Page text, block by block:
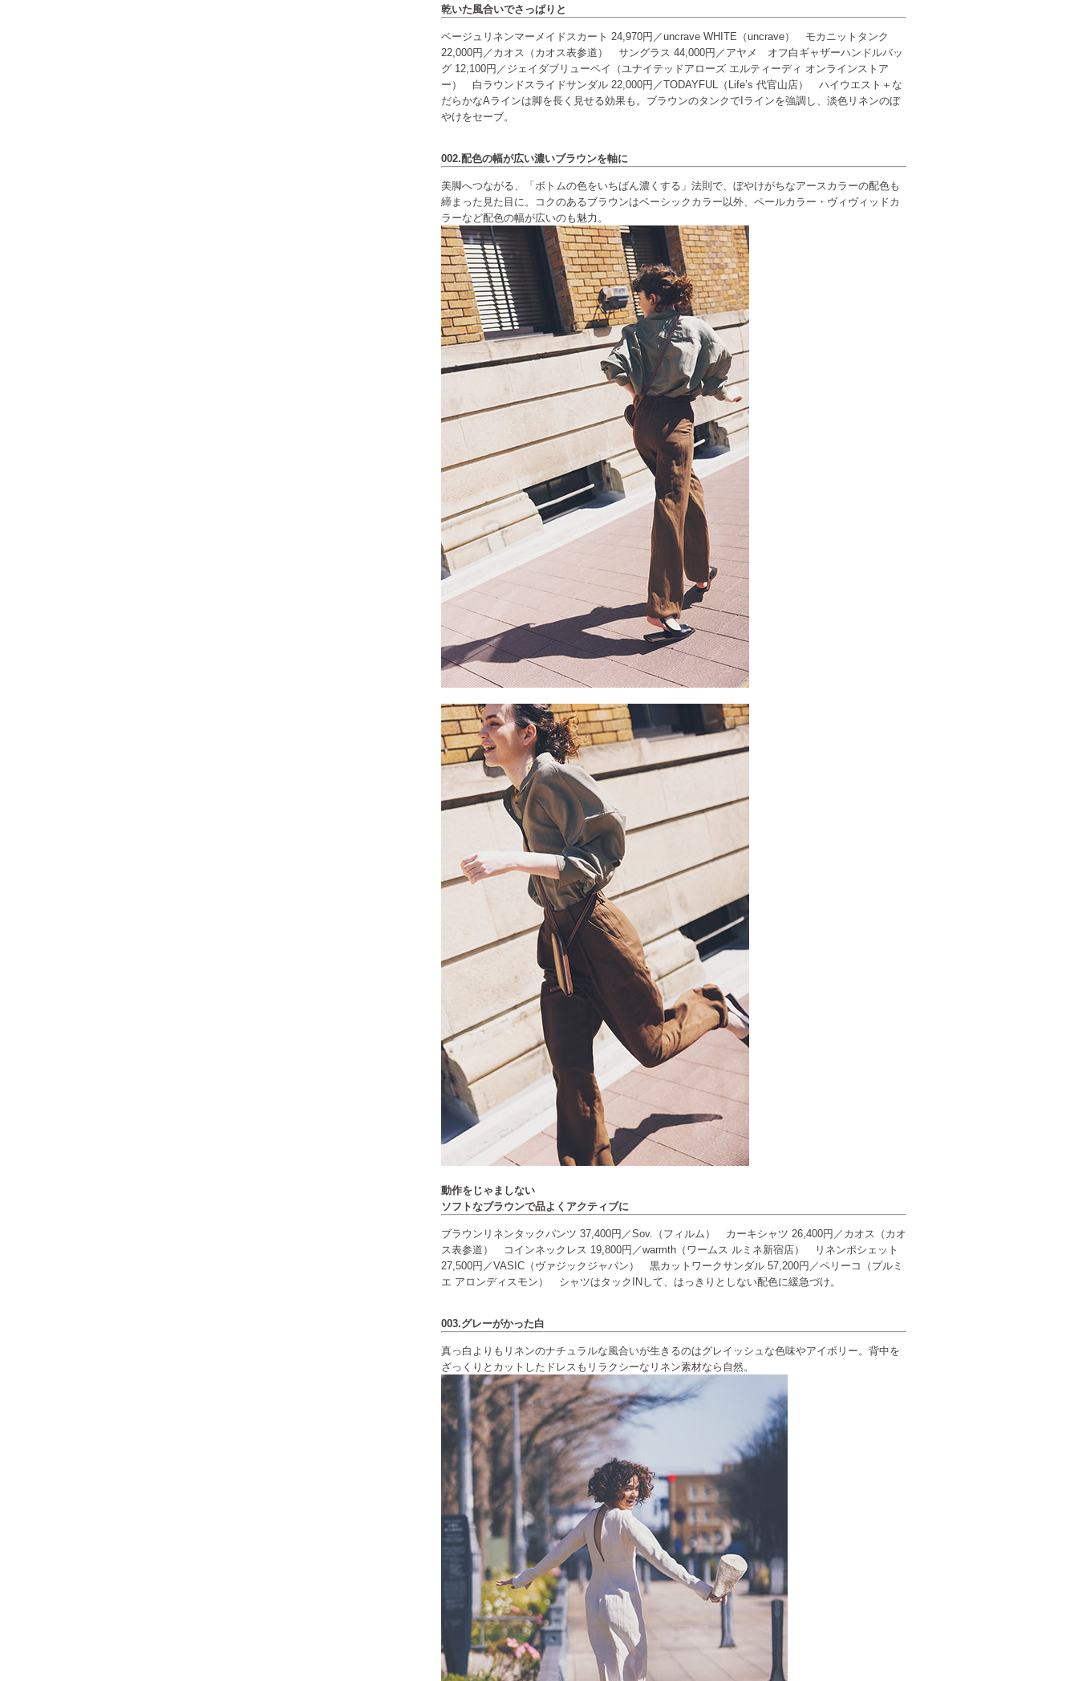
乾いた風合いでさっぱりと
ベージュリネンマーメイドスカート 24,970円／uncrave WHITE（uncrave） モカニットタンク
22,000円／カオス（カオス表参道） サングラス 44,000円／アヤメ オフ白ギャザーハンドルバッ
グ 12,100円／ジェイダブリューペイ（ユナイテッドアローズ エルティーディ オンラインストア
ー） 白ラウンドスライドサンダル 22,000円／TODAYFUL（Life’s 代官山店） ハイウエスト＋な
だらかなAラインは脚を長く見せる効果も。ブラウンのタンクでIラインを強調し、淡色リネンのぼ
やけをセーブ。
002.配色の幅が広い濃いブラウンを軸に
美脚へつながる、「ボトムの色をいちばん濃くする」法則で、ぼやけがちなアースカラーの配色も
締まった見た目に。コクのあるブラウンはベーシックカラー以外、ペールカラー・ヴィヴィッドカ
ラーなど配色の幅が広いのも魅力。
動作をじゃましない
ソフトなブラウンで品よくアクティブに
ブラウンリネンタックパンツ 37,400円／Sov.（フィルム） カーキシャツ 26,400円／カオス（カオ
ス表参道） コインネックレス 19,800円／warmth（ワームス ルミネ新宿店） リネンポシェット
27,500円／VASIC（ヴァジックジャパン） 黒カットワークサンダル 57,200円／ペリーコ（プルミ
エ アロンディスモン） シャツはタックINして、はっきりとしない配色に緩急づけ。
003.グレーがかった白
真っ白よりもリネンのナチュラルな風合いが生きるのはグレイッシュな色味やアイボリー。背中を
ざっくりとカットしたドレスもリラクシーなリネン素材なら自然。